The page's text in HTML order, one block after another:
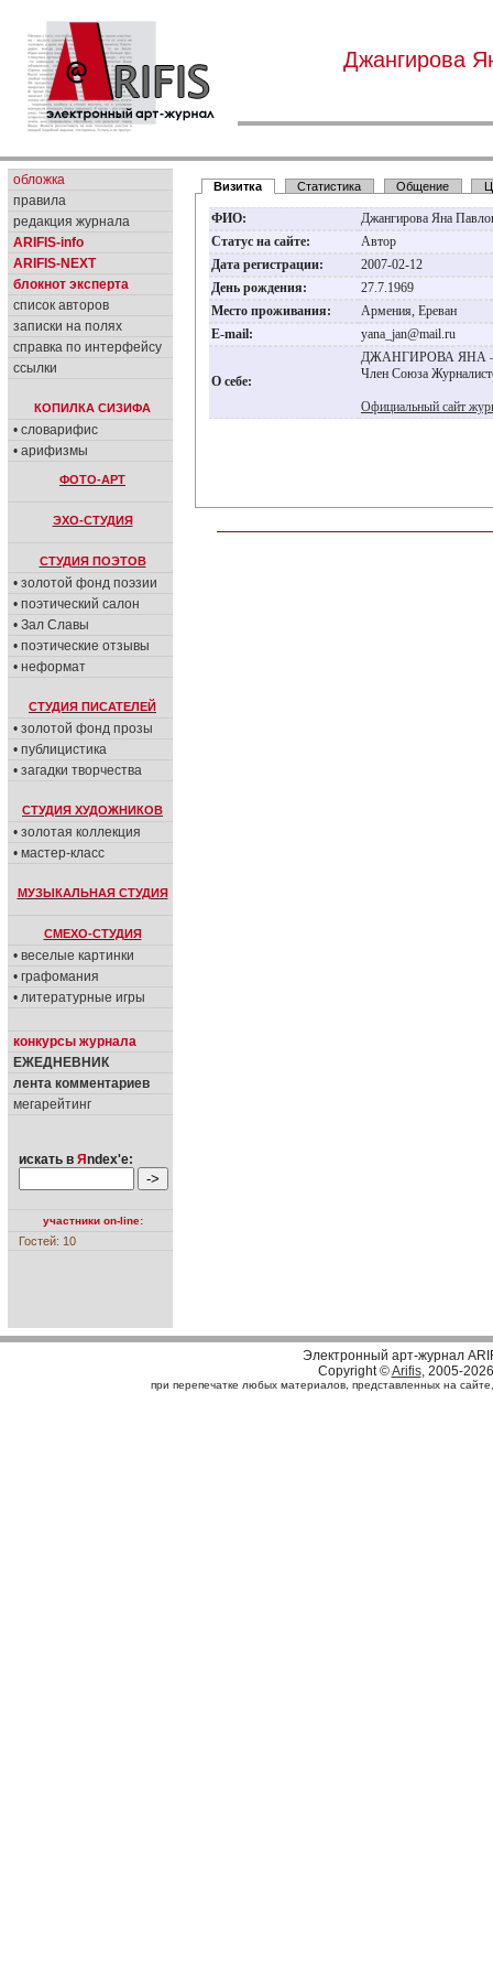
Джангирова
обложка
правила
редакция журнала
ARIFIS-info
ARIFIS-NEXT
блокнот эксперта
список авторов
записки на полях
справка по интерфейсу
ссылки
КОПИЛКА СИЗИФА
• словарифис
• арифизмы
ФОТО-АРТ
ЭХО-СТУДИЯ
СТУДИЯ ПОЭТОВ
• золотой фонд поэзии
• поэтический салон
• Зал Славы
• поэтические отзывы
• неформат
СТУДИЯ ПИСАТЕЛЕЙ
• золотой фонд прозы
• публицистика
• загадки творчества
СТУДИЯ ХУДОЖНИКОВ
• золотая коллекция
• мастер-класс
МУЗЫКАЛЬНАЯ СТУДИЯ
СМЕХО-СТУДИЯ
• веселые картинки
• графомания
• литературные игры
конкурсы журнала
ЕЖЕДНЕВНИК
лента комментариев
мегарейтинг
искать в Я ndex'е:
участники on-line:
Гостей: 10
Визитка Статистика Общение
ФИО:
Джангирова Яна
Статус на сайте:
Автор
Дата регистрации:
2007-02-12
День рождения:
27.7.1969
Место проживания:
Армения, Ереван
E-mail:
yana_jan@mail.ru
О себе:
ДЖАНГИРОВА ЯНА –
Член Союза
Официальный сайт
Электронный арт-журнал
Copyright ©Arifis, 2005-2026
при перепечатке любых материалов, представленных на